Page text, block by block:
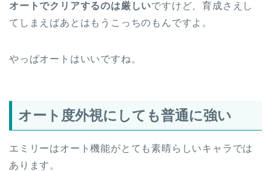
オートでクリアするのは厳しいですけど、育成さえし
てしまえばあとはもうこっちのもんですよ。
やっぱオートはいいですね。
オート度外視にしても普通に強い
エミリーはオート機能がとても素晴らしいキャラでは
あります。